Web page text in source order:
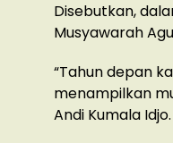
Disebutkan,
Musyawarah
“Tahun depan
menampilkan
Andi Kumala Idjo.